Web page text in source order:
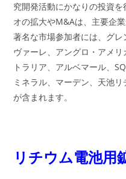
究開発活動にかなりの投資
オの拡大やM&Aは、主要企
著名な市場参加者には、グレ
ヴァーレ、アングロ・アメ
トラリア、アルベマール、
ミネラル、マーデン、天池
が含まれます。
リチウム電池用